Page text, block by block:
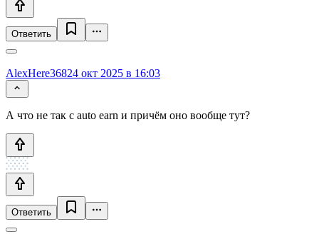
Ответить
AlexHere36824 окт 2025 в 16:03
А что не так с auto earn и причём оно вообще тут?
Ответить